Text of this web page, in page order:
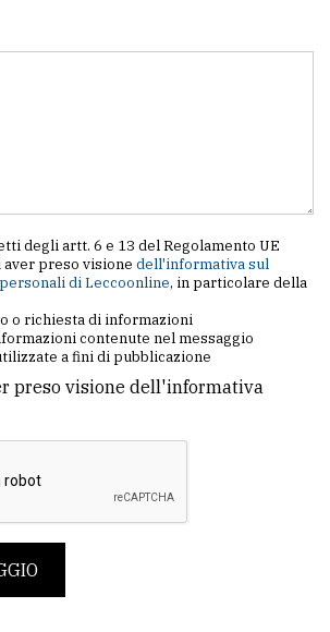
degli artt. 6 e 13 del Regolamento UE
preso visione dell'informativa sul
di Leccoonline, in particolare della
o richiesta di informazioni
contenute nel messaggio
a fini di pubblicazione
preso visione dell'informativa